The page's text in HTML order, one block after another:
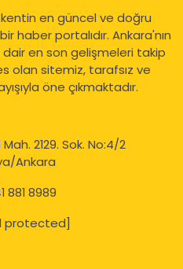
en güncel ve doğru
haber portalıdır. Ankara'nın
en son gelişmeleri takip
olan sitemiz, tarafsız ve
öne çıkmaktadır.
2129. Sok. No:4/2
Ankara
881 8989
protected]